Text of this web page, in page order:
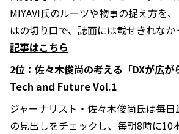
MIYAVI氏のルーツや物事の捉え方を
はの切り口で、誌面には載せきれなか
記事はこちら
2位：佐々木俊尚の考える「DXが広が
Tech and Future Vol.1
ジャーナリスト・佐々木俊尚氏は毎
の見出しをチェックし、毎朝8時に10